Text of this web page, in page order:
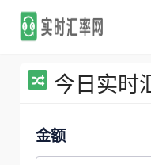
今日实时
金额